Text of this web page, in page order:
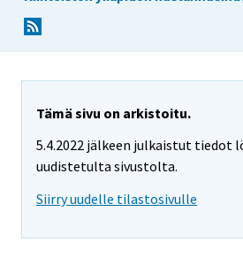
Tämä sivu on arkistoitu.
5.4.2022 jälkeen julkaistut tiedot
uudistetulta sivustolta.
Siirry uudelle tilastosivulle